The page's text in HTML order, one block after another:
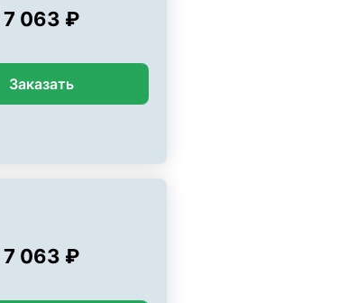
7 063 ₽
Заказать
7 063 ₽